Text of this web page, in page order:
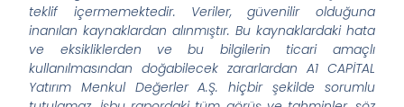
teklif içermemektedir. Veriler, güvenilir olduğuna
inanılan kaynaklardan alınmıştır. Bu kaynaklardaki hata
ve eksikliklerden ve bu bilgilerin ticari amaçlı
kullanılmasından doğabilecek zararlardan A1 CAPİTAL
Yatırım Menkul Değerler A.Ş. hiçbir şekilde sorumlu